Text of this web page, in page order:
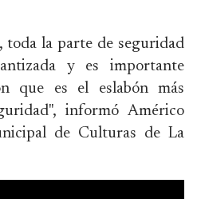
toda la parte de seguridad
y es importante
que es el eslabón más
informó Américo
de Culturas de La